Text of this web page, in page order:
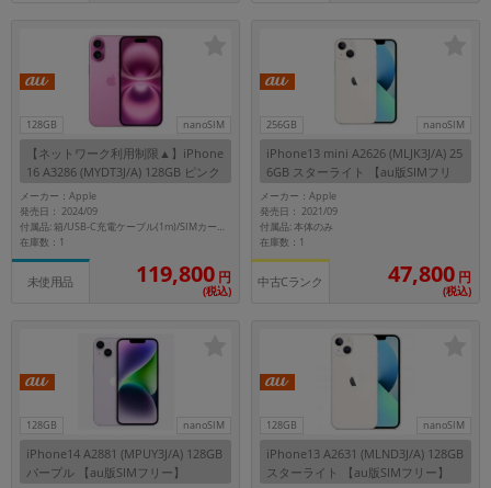
128GB nanoSIM
【ネットワーク利用制限▲】iPhone
16 A3286 (MYDT3J/A) 128GB ピンク
【au版SIMフリー】
メーカー：Apple
発売日： 2024/09
付属品: 箱/USB-C充電ケーブル(1m)/SIMカードツール
在庫数：1
未使用品 119,800 円
(税込)
256GB nanoSIM
iPhone13 mini A2626 (MLJK3J/A) 25
6GB スターライト 【au版SIMフリ
ー】
メーカー：Apple
発売日： 2021/09
付属品: 本体のみ
在庫数：1
中古Cランク 47,800 円
(税込)
128GB nanoSIM
iPhone14 A2881 (MPUY3J/A) 128GB
パープル 【au版SIMフリー】
128GB nanoSIM
iPhone13 A2631 (MLND3J/A) 128GB
スターライト 【au版SIMフリー】
「Apple」「SONY」「SHARP」など
機能・特徴
商品の搭載機能による絞り込み
「5G対応」「防水」「ワンセグ」など
ドライブ
ドライブの絞り込み
ランク
商品状態の絞り込み
「新品」「未使用」「中古」など
OS
OSの絞り込み
メモリ
~